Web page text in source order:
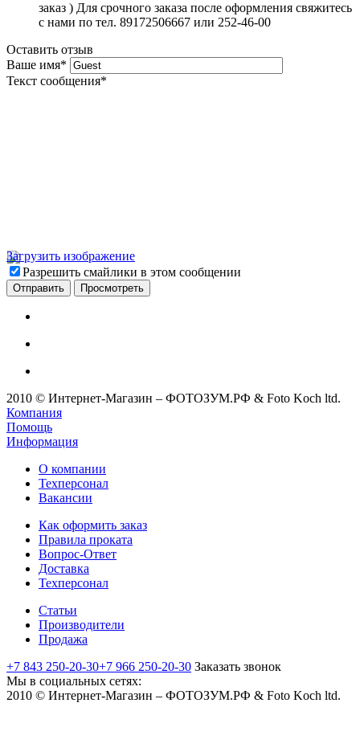
заказ ) Для срочного заказа после оформления свяжитесь
с нами по тел. 89172506667 или 252-46-00
Оставить отзыв
Ваше имя*
Текст сообщения*
Загрузить изображение
Разрешить смайлики в этом сообщении
2010 © Интернет-Магазин – ФОТОЗУМ.РФ & Foto Koch ltd.
Компания
Помощь
Информация
О компании
Техперсонал
Вакансии
Как оформить заказ
Правила проката
Вопрос-Ответ
Доставка
Техперсонал
Статьи
Производители
Продажа
+7 843 250-20-30+7 966 250-20-30 Заказать звонок
Мы в социальных сетях:
2010 © Интернет-Магазин – ФОТОЗУМ.РФ & Foto Koch ltd.